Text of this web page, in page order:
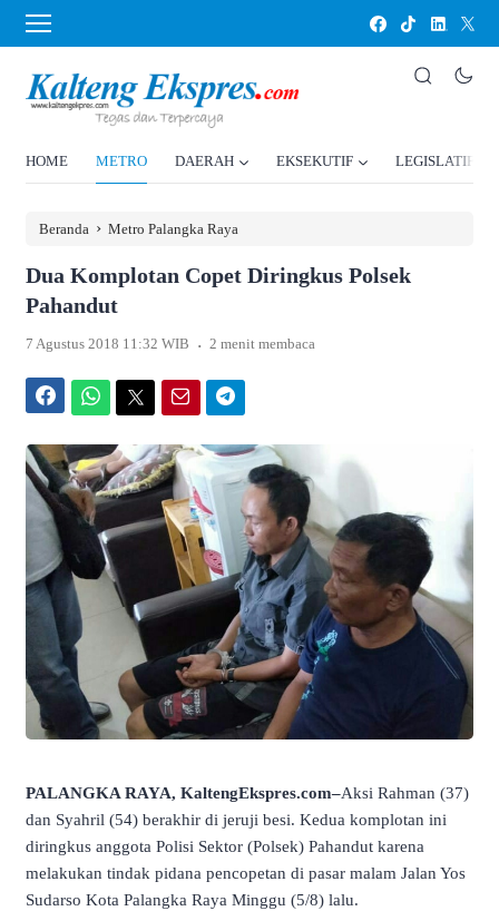
HOME METRO DAERAH EKSEKUTIF LEGISLATIF
Beranda › Metro Palangka Raya
Dua Komplotan Copet Diringkus Polsek
Pahandut
7 Agustus 2018 11:32 WIB . 2 menit membaca
PALANGKA RAYA, KaltengEkspres.com–Aksi Rahman (37)
dan Syahril (54) berakhir di jeruji besi. Kedua komplotan ini
diringkus anggota Polisi Sektor (Polsek) Pahandut karena
melakukan tindak pidana pencopetan di pasar malam Jalan Yos
Sudarso Kota Palangka Raya Minggu (5/8) lalu.